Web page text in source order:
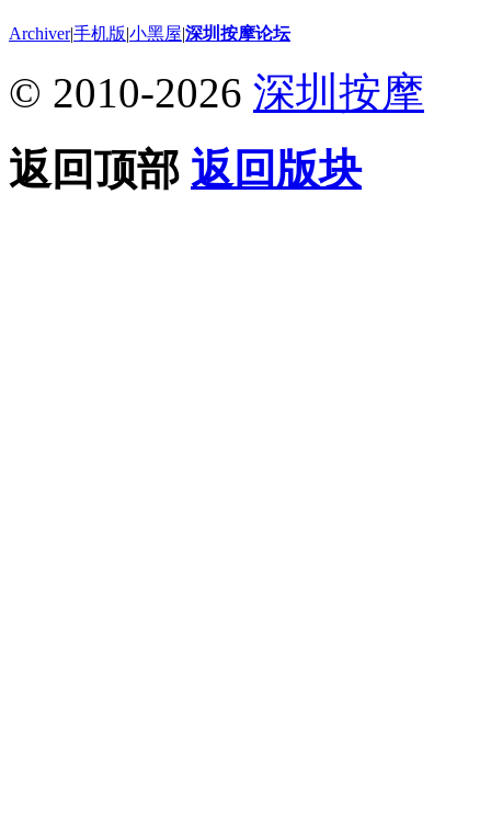
Archiver|手机版|小黑屋|深圳按摩论坛
© 2010-2026 深圳按摩
返回顶部 返回版块